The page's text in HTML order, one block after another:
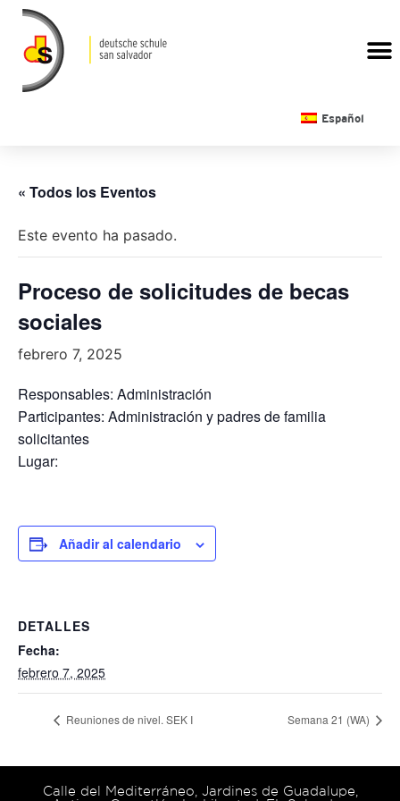
Español
« Todos los Eventos
Este evento ha pasado.
Proceso de solicitudes de becas
sociales
febrero 7, 2025
Responsables: Administración
Participantes: Administración y padres de familia
solicitantes
Lugar:
Añadir al calendario
DETALLES
Fecha:
febrero 7, 2025
Reuniones de nivel. SEK I Semana 21 (WA)
Calle del Mediterráneo, Jardines de Guadalupe,